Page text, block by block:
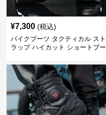
¥7,300 (税込)
バイクブーツ タクティカル スト
ラップ ハイカット ショートブー